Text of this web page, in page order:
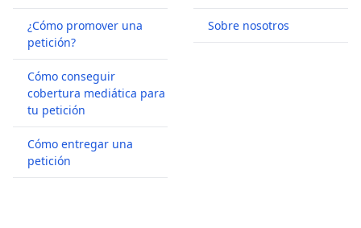
¿Cómo promover una
petición?
Cómo conseguir
cobertura mediática para
tu petición
Cómo entregar una
petición
Sobre nosotros